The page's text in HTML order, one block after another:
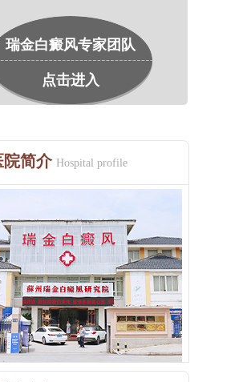
瑞金白癜风专家团队
点击进入
院简介 Hospital profile